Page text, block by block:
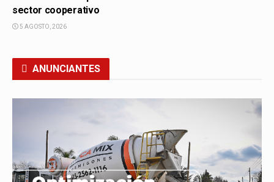
sector cooperativo
5 AGOSTO, 2026
ANUNCIANTES